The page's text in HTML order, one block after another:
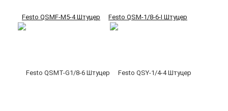
Festo QSMF-M5-4 Штуцер Festo QSM-1/8-6-I Штуцер